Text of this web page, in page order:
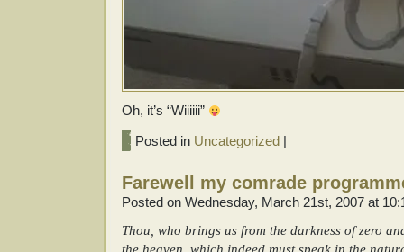
Oh, it’s “Wiiiiii”
Posted in Uncategorized |
Farewell my comrade
Posted on Wednesday, March 21st, 2007 at
Thou, who brings us from the darkness of zero
the heaven, which indeed must speak in the